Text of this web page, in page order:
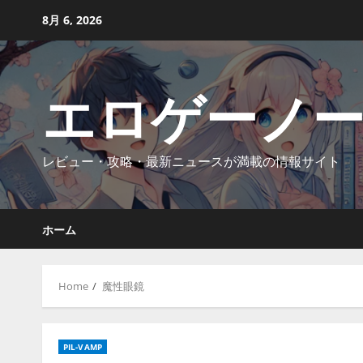
content
8月 6, 2026
エロゲーノ
レビュー・攻略・最新ニュースが満載の情報サイト
ホーム
Home 魔性眼鏡
PIL-VAMP